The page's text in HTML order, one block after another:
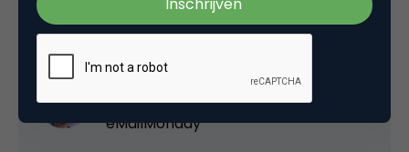
Jordie van Rijn
Email Marketing Consultant bij
eMailMonday